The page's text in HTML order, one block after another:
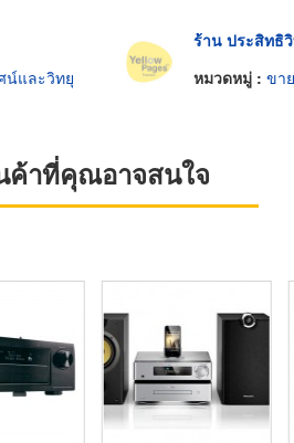
น์และวิทยุ
ร้าน ประสิทธิ
หมวดหมู่ : ขา
ค้าที่คุณอาจสนใจ